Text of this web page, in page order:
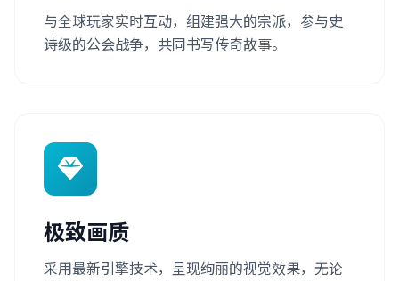
与全球玩家实时互动，组建强大的宗派，参与史
诗级的公会战争，共同书写传奇故事。
极致画质
采用最新引擎技术，呈现绚丽的视觉效果，无论